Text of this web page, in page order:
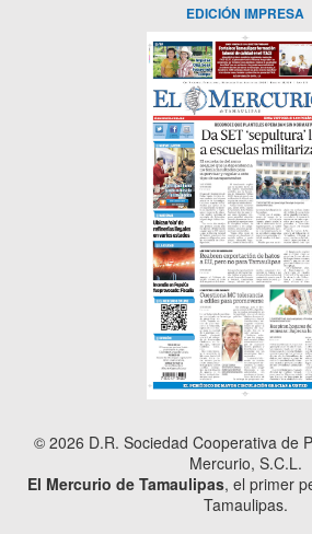
EDICIÓN IMPRESA
© 2026 D.R. Sociedad Cooperativa de
Mercurio, S.C.L.
El Mercurio de Tamaulipas, el primer
Tamaulipas.